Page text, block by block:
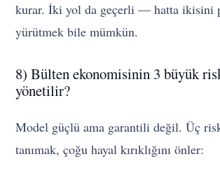
kurar. İki yol da geçerli — hatta ikisini
yürütmek bile mümkün.
8) Bülten ekonomisinin 3 büyük
yönetilir?
Model güçlü ama garantili değil. Üç
tanımak, çoğu hayal kırıklığını önler: